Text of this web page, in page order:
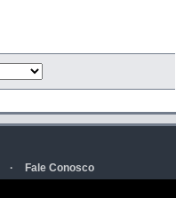
· Fale Conosco